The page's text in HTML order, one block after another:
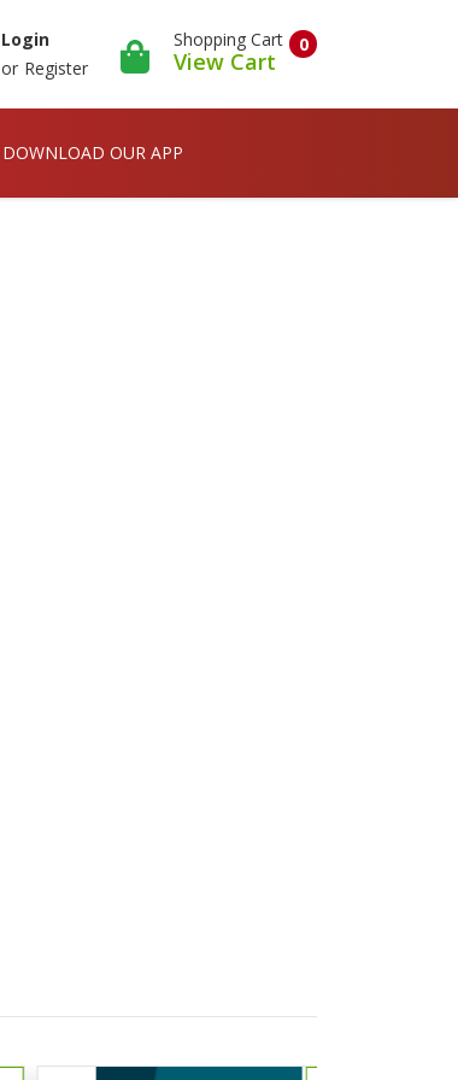
Login
or Register
0
Shopping Cart
View Cart
DOWNLOAD OUR APP